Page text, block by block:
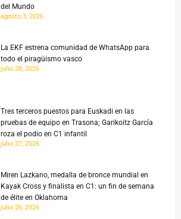
del Mundo
agosto 3, 2026
La EKF estrena comunidad de WhatsApp para
todo el piragüismo vasco
julio 28, 2026
Tres terceros puestos para Euskadi en las
pruebas de equipo en Trasona; Garikoitz García
roza el podio en C1 infantil
julio 27, 2026
Miren Lazkano, medalla de bronce mundial en
Kayak Cross y finalista en C1: un fin de semana
de élite en Oklahoma
julio 26, 2026